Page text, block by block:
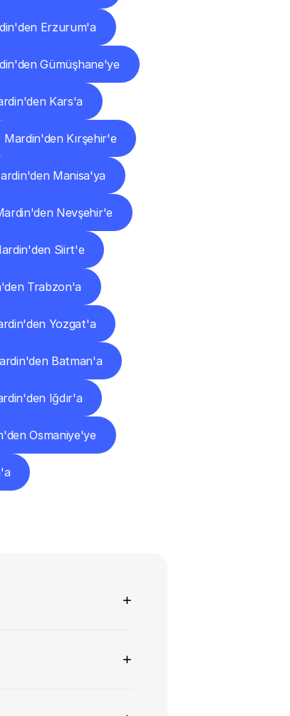
Erzurum'a
Gümüşhane'ye
Kars'a
Mardin'den Kırşehir'e
Manisa'ya
Nevşehir'e
Siirt'e
Trabzon'a
Yozgat'a
Batman'a
Iğdır'a
Osmaniye'ye
+
+